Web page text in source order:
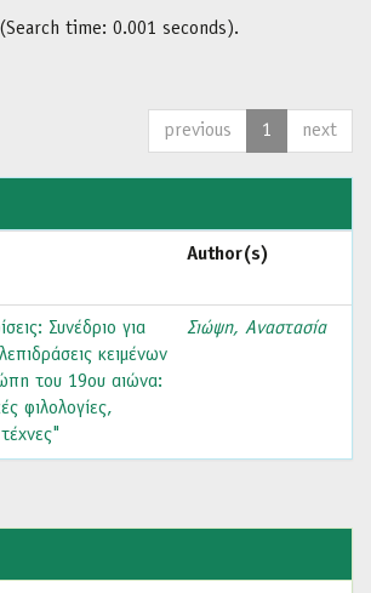
time: 0.001 seconds).
previous 1 next
Author(s)
Συνέδριο για
κειμένων
του 19ου αιώνα:
φιλολογίες,
Σιώψη, Αναστασία